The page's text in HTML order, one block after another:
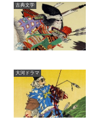
古典文学
大河ドラマ